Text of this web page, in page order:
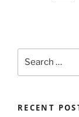
RECENT